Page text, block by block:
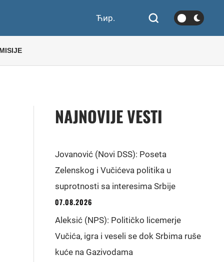
Ћир.
NAJNOVIJE VESTI
Jovanović (Novi DSS): Poseta
Zelenskog i Vučićeva politika u
suprotnosti sa interesima Srbije
07.08.2026
Aleksić (NPS): Političko licemerje
Vučića, igra i veseli se dok Srbima ruše
kuće na Gazivodama